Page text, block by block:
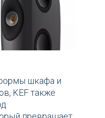
шкафа и
KEF также